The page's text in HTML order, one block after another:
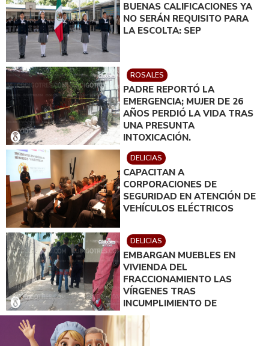
BUENAS CALIFICACIONES YA
NO SERÁN REQUISITO PARA
LA ESCOLTA: SEP
ROSALES
PADRE REPORTÓ LA
EMERGENCIA; MUJER DE 26
AÑOS PERDIÓ LA VIDA TRAS
UNA PRESUNTA
INTOXICACIÓN.
DELICIAS
CAPACITAN A
CORPORACIONES DE
SEGURIDAD EN ATENCIÓN DE
VEHÍCULOS ELÉCTRICOS
DELICIAS
EMBARGAN MUEBLES EN
VIVIENDA DEL
FRACCIONAMIENTO LAS
VÍRGENES TRAS
INCUMPLIMIENTO DE
ACUERDO DE PAGO